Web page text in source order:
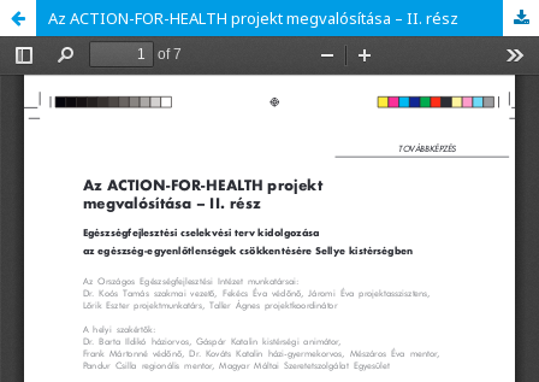
Az ACTION-FOR-HEALTH projekt megvalósítása – II. rész